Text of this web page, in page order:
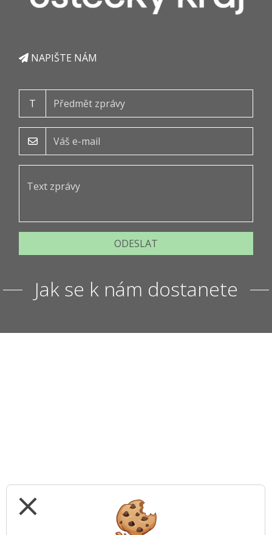
NAPIŠTE NÁM
T
ODESLAT
Jak se k nám dostanete
close